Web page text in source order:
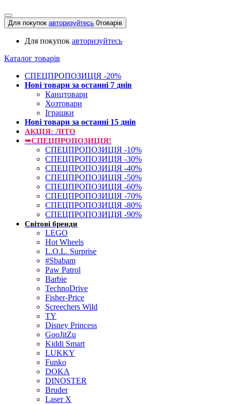
Для покупок авторизуйтесь 0товарів
Для покупок авторизуйтесь
Каталог товарів
СПЕЦПРОПОЗИЦІЯ -20%
Нові товари за останнi 7 днiв
Канцтовари
Хозтовари
Іграшки
Нові товари за останнi 15 днiв
АКЦІЯ: ЛІТО
➥СПЕЦПРОПОЗИЦІЯ!
СПЕЦПРОПОЗИЦІЯ -10%
СПЕЦПРОПОЗИЦІЯ -30%
СПЕЦПРОПОЗИЦІЯ -40%
СПЕЦПРОПОЗИЦІЯ -50%
СПЕЦПРОПОЗИЦІЯ -60%
СПЕЦПРОПОЗИЦІЯ -70%
СПЕЦПРОПОЗИЦІЯ -80%
СПЕЦПРОПОЗИЦІЯ -90%
Світові бренди
LEGO
Hot Wheels
L.O.L. Surprise
#Sbabam
Paw Patrol
Barbie
TechnoDrive
Fisher-Price
Screechers Wild
TY
Disney Princess
GooJitZu
Kiddi Smart
LUKKY
Funko
DOKA
DINOSTER
Bruder
Laser X